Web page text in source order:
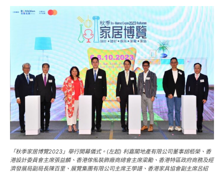
「秋季家居博覽2023」舉行開幕儀式。(左起) 利嘉閣地產有限公司董事胡栢榮、香
港設計委員會主席張益麟、香港傢俬裝飾廠商總會主席梁勵、香港特區政府商務及經
濟發展局副局長陳百里、展覽集團有限公司主席王學譜、香港家具協會副主席呂紹